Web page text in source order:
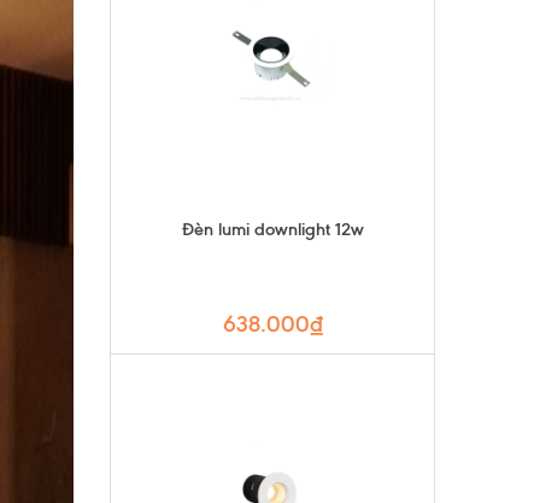
Đèn lumi downlight 12w
638.000₫